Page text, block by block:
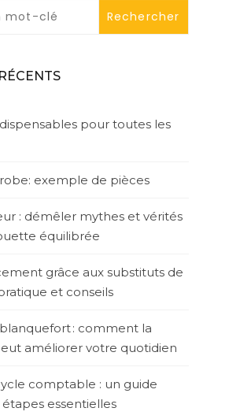
pour toutes les
exemple de pièces
: démêler mythes et vérités
équilibrée
grâce aux substituts de
et conseils
: comment la
améliorer votre quotidien
comptable : un guide
essentielles